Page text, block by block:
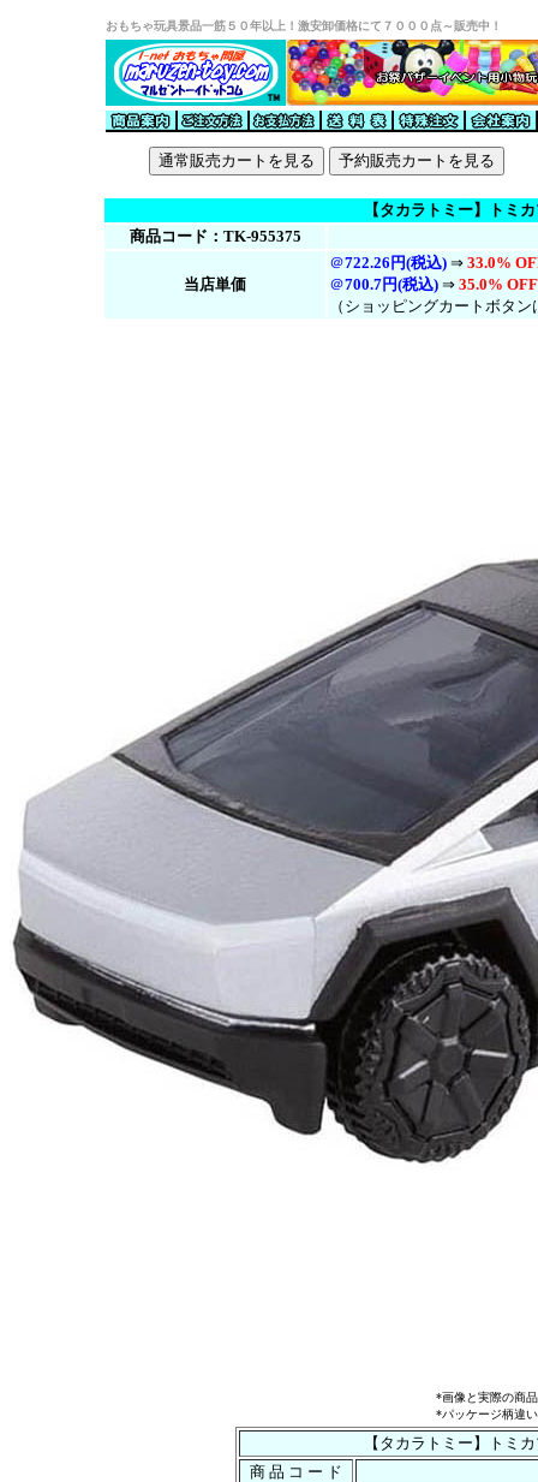
おもちゃ玩具景品一筋５０年以上！激安卸価格にて７０００点～販売中！
【タカラトミー】トミ
商品コード：TK-955375
当店単価
＠722.26円(税込) ⇒ 33.0%
＠700.7円(税込) ⇒ 35.0%
（ショッピングカートボタ
*画像と実際の商
*パッケージ柄違
【タカラトミー】トミ
商 品 コ ー ド